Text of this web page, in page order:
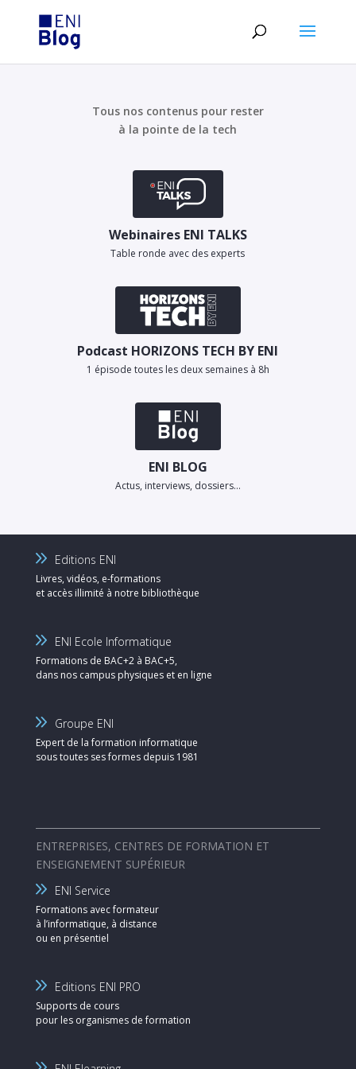
Tous nos contenus pour rester
à la pointe de la tech
Webinaires ENI TALKS
Table ronde avec des experts
Podcast HORIZONS TECH BY ENI
1 épisode toutes les deux semaines à 8h
ENI BLOG
Actus, interviews, dossiers…
Editions ENI
Livres, vidéos, e-formations
et accès illimité à notre bibliothèque
ENI Ecole Informatique
Formations de BAC+2 à BAC+5,
dans nos campus physiques et en ligne
Groupe ENI
Expert de la formation informatique
sous toutes ses formes depuis 1981
ENTREPRISES, CENTRES DE FORMATION ET
ENSEIGNEMENT SUPÉRIEUR
ENI Service
Formations avec formateur
à l’informatique, à distance
ou en présentiel
Editions ENI PRO
Supports de cours
pour les organismes de formation